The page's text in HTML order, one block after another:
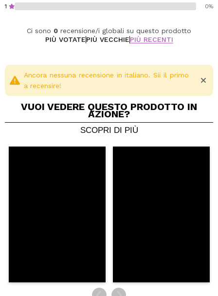
1 0%
Ci sono 0 recensione/i globali su questo prodotto
PIÙ VOTATEPIÙ VECCHIEPIÙ RECENTI
Ancora nessuna recensione in italiano. Sii il primo
a recensire!
VUOI VEDERE QUESTO PRODOTTO IN
AZIONE?
SCOPRI DI PIÙ